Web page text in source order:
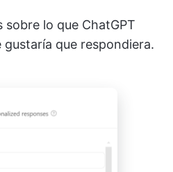
lo que ChatGPT
que respondiera.